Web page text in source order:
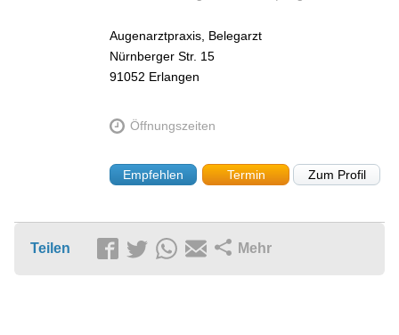
Augenarztpraxis, Belegarzt
Nürnberger Str. 15
91052 Erlangen
Öffnungszeiten
Empfehlen Termin Zum Profil
Teilen Mehr